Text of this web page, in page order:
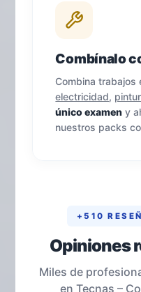
Combínalo
Combina
electricidad,
único examen y
nuestros packs
+510
Opiniones
Miles de
en Tecnas –